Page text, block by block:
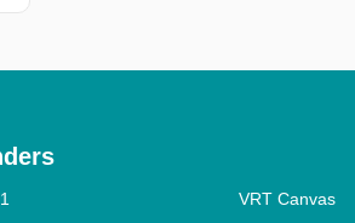
VRT Canvas